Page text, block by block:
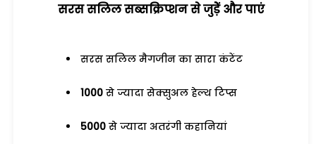
सरस सलिल सब्सक्रिप्शन से जुड़ेें और पाएं
सरस सलिल मैगजीन का सारा कंटेंट
1000 से ज्यादा सेक्सुअल हेल्थ टिप्स
5000 से ज्यादा अतरंगी कहानियां